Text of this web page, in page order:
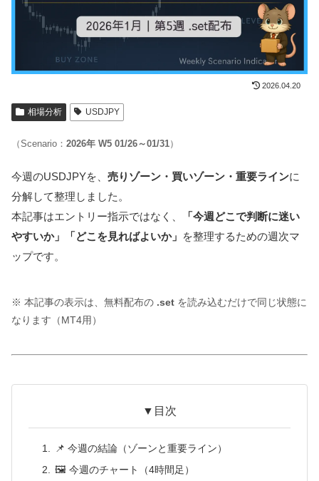
2026.04.20
相場分析 USDJPY
（Scenario： 2026年 W5 01/26～01/31）
今週のUSDJPYを、 売りゾーン・買いゾーン・重要ラインに
分解して整理しました。
本記事はエントリー指示ではなく、
「今週どこで判断に迷い
やすいか」「どこを見ればよいか」 を整理するための週次マ
ップです。
※ 本記事の表示は、無料配布の .set を読み込むだけで同じ状態に
なります（MT4用）
▼目次
📌 今週の結論（ゾーンと重要ライン）
🖼 今週のチャート（4時間足）